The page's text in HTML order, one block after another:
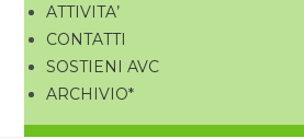
ATTIVITA’
CONTATTI
SOSTIENI AVC
ARCHIVIO*